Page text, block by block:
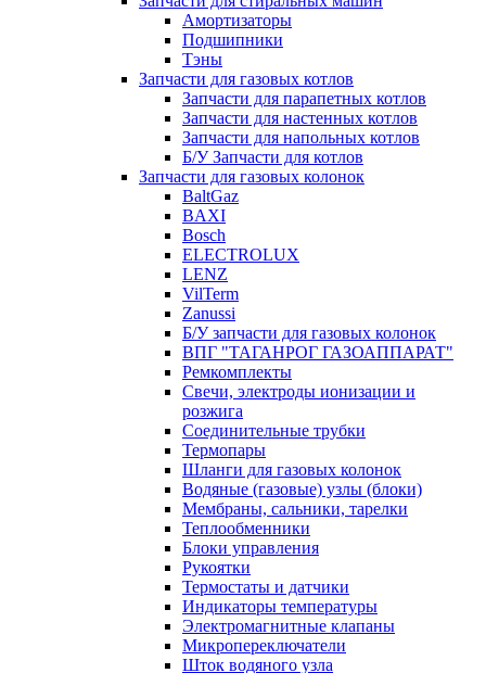
Амортизаторы
Подшипники
Тэны
Запчасти для газовых котлов
Запчасти для парапетных котлов
Запчасти для настенных котлов
Запчасти для напольных котлов
Б/У Запчасти для котлов
Запчасти для газовых колонок
BaltGaz
BAXI
Bosch
ELECTROLUX
LENZ
VilTerm
Zanussi
Б/У запчасти для газовых колонок
ВПГ "ТАГАНРОГ ГАЗОАППАРАТ"
Ремкомплекты
Свечи, электроды ионизации и
розжига
Соединительные трубки
Термопары
Шланги для газовых колонок
Водяные (газовые) узлы (блоки)
Мембраны, сальники, тарелки
Теплообменники
Блоки управления
Рукоятки
Термостаты и датчики
Индикаторы температуры
Электромагнитные клапаны
Микропереключатели
Шток водяного узла